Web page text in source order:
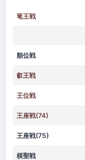
竜王戦
順位戦
叡王戦
王位戦
王座戦(74)
王座戦(75)
棋聖戦